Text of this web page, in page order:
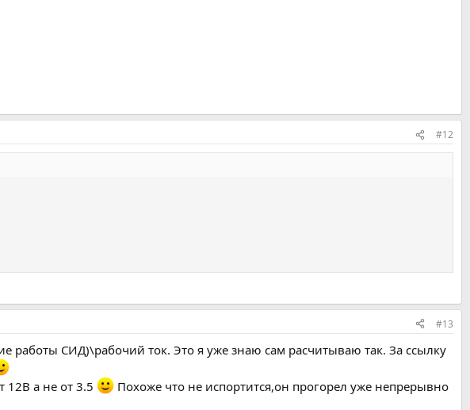
#12
#13
работы СИД)\рабочий ток. Это я уже знаю сам расчитываю так. За ссылку
12В а не от 3.5
Похоже что не испортится,он прогорел уже непрерывно